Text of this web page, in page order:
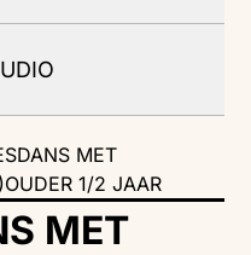
MET
1/2 JAAR
MET